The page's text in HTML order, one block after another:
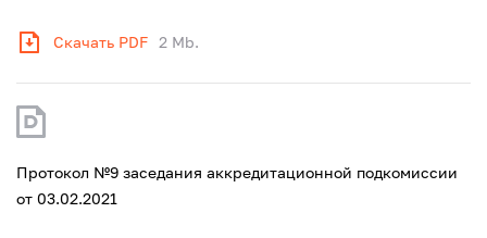
Скачать PDF 2 Mb.
Протокол №9 заседания аккредитационной подкомиссии
от 03.02.2021